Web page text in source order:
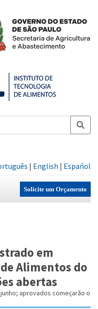
| English | Español
Solicite um Orçamento
em
Alimentos do
abertas
aprovados começarão o